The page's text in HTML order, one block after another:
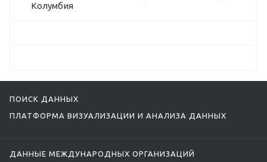
Колумбия
ПОИСК ДАННЫХ
ПЛАТФОРМА ВИЗУАЛИЗАЦИИ И АНАЛИЗА ДАННЫХ
ДАННЫЕ МЕЖДУНАРОДНЫХ ОРГАНИЗАЦИЙ